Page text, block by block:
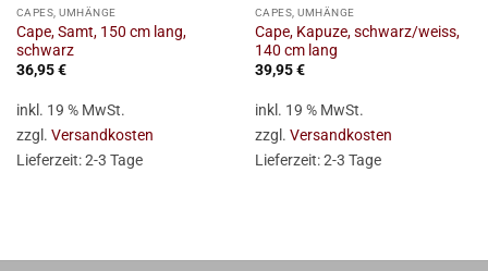
CAPES, UMHÄNGE
Cape, Samt, 150 cm lang,
schwarz
36,95€
inkl. 19 % MwSt.
zzgl. Versandkosten
Lieferzeit:2-3 Tage
CAPES, UMHÄNGE
Cape, Kapuze, schwarz/weiss,
140 cm lang
39,95€
inkl. 19 % MwSt.
zzgl. Versandkosten
Lieferzeit:2-3 Tage